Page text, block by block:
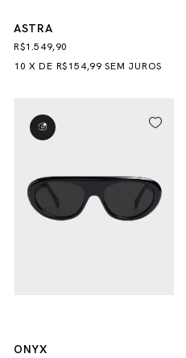
ASTRA
R$1.549,90
10 XDE R$154,99 SEM JUROS
ONYX